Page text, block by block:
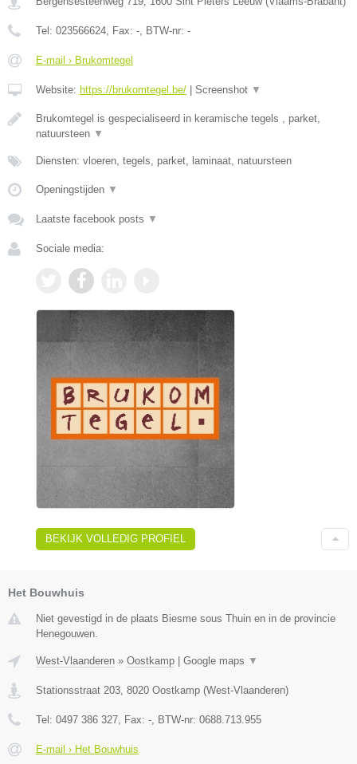
Tel: 023566624 , Fax: - , BTW-nr: -
E-mail › Brukomtegel
Website: https://brukomtegel.be/ Screenshot ▼
Brukomtegel is gespecialiseerd in keramische tegels , parket,
natuursteen ▼
Diensten: vloeren, tegels, parket, laminaat, natuursteen
Openingstijden ▼
Laatste facebook posts ▼
Sociale media:
BEKIJK VOLLEDIG PROFIEL
Het Bouwhuis
Niet gevestigd in de plaats Biesme sous Thuin en in de provincie
Henegouwen.
West-Vlaanderen » Oostkamp Google maps ▼
Stationsstraat 203 8020 Oostkamp (West-Vlaanderen)
Tel: 0497 386 327 , Fax: - , BTW-nr: 0688.713.955
E-mail › Het Bouwhuis